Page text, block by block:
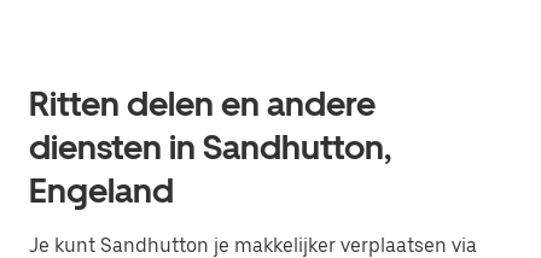
Ritten delen en andere
diensten in Sandhutton,
Engeland
Je kunt Sandhutton je makkelijker verplaatsen via